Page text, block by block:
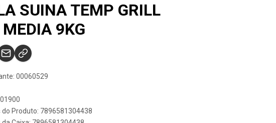
SUINA TEMP GRILL
9KG
00060529
do Produto: 7896581304438